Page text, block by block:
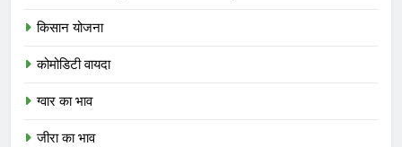
किसान योजना
कोमोडिटी वायदा
ग्वार का भाव
जीरा का भाव